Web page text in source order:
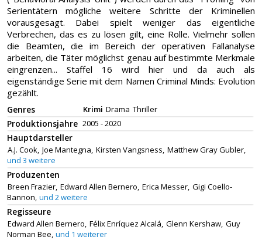
Serientätern mögliche weitere Schritte der Kriminellen
vorausgesagt. Dabei spielt weniger das eigentliche
Verbrechen, das es zu lösen gilt, eine Rolle. Vielmehr sollen
die Beamten, die im Bereich der operativen Fallanalyse
arbeiten, die Täter möglichst genau auf bestimmte Merkmale
eingrenzen... Staffel 16 wird hier und da auch als
eigenständige Serie mit dem Namen Criminal Minds: Evolution
gezählt.
Genres Krimi Drama Thriller
Produktionsjahre 2005 - 2020
Hauptdarsteller
A.J. Cook, Joe Mantegna, Kirsten Vangsness, Matthew Gray Gubler,
und 3 weitere
Produzenten
Breen Frazier, Edward Allen Bernero, Erica Messer, Gigi Coello-
Bannon, und 2 weitere
Regisseure
Edward Allen Bernero, Félix Enríquez Alcalá, Glenn Kershaw, Guy
Norman Bee, und 1 weiterer